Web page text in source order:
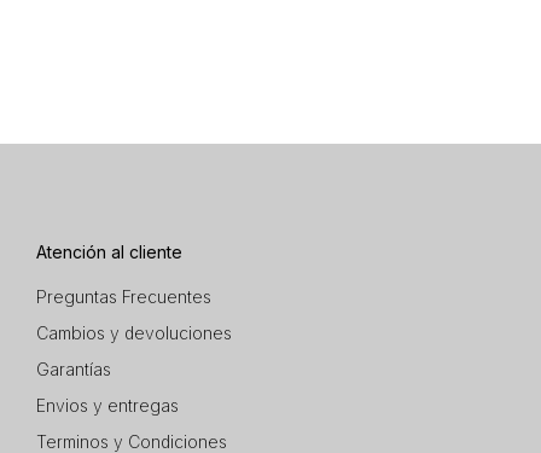
Atención al cliente
Preguntas Frecuentes
Cambios y devoluciones
Garantías
Envios y entregas
Terminos y Condiciones